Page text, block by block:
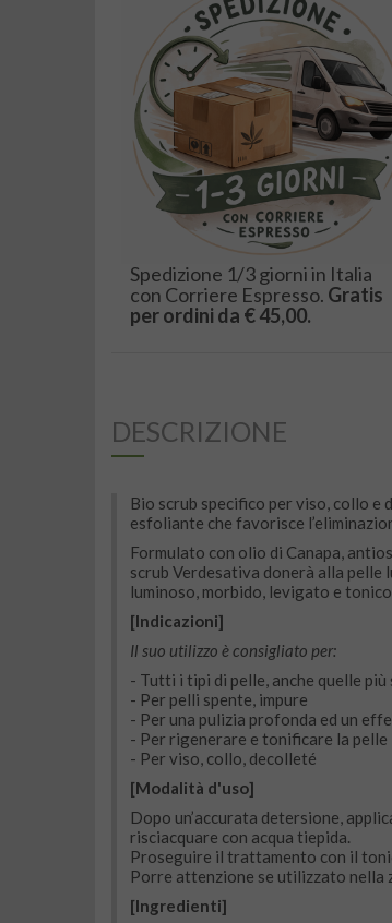
Spedizione 1/3 giorni in Italia
con Corriere Espresso. Gratis
per ordini da € 45,00.
DESCRIZIONE
Bio scrub specifico per viso, collo
esfoliante che favorisce
Formulato con olio di Canapa,
scrub Verdesativa donerà alla
luminoso, morbido, levigato e
[Indicazioni]
Il suo utilizzo è consigliato per:
- Tutti i tipi di pelle, anche quelle più
- Per pelli spente, impure
- Per una pulizia profonda ed un
- Per rigenerare e tonificare la pelle
- Per viso, collo, decolleté
[Modalità d'uso]
Dopo un’accurata detersione,
risciacquare con acqua tiepida.
Proseguire il trattamento con il
Porre attenzione se utilizzato nella
[Ingredienti]